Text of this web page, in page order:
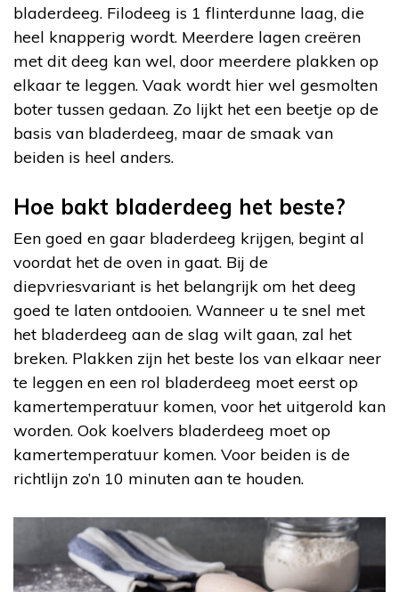
bladerdeeg. Filodeeg is 1 flinterdunne laag, die
heel knapperig wordt. Meerdere lagen creëren
met dit deeg kan wel, door meerdere plakken op
elkaar te leggen. Vaak wordt hier wel gesmolten
boter tussen gedaan. Zo lijkt het een beetje op de
basis van bladerdeeg, maar de smaak van
beiden is heel anders.
Hoe bakt bladerdeeg het beste?
Een goed en gaar bladerdeeg krijgen, begint al
voordat het de oven in gaat. Bij de
diepvriesvariant is het belangrijk om het deeg
goed te laten ontdooien. Wanneer u te snel met
het bladerdeeg aan de slag wilt gaan, zal het
breken. Plakken zijn het beste los van elkaar neer
te leggen en een rol bladerdeeg moet eerst op
kamertemperatuur komen, voor het uitgerold kan
worden. Ook koelvers bladerdeeg moet op
kamertemperatuur komen. Voor beiden is de
richtlijn zo’n 10 minuten aan te houden.